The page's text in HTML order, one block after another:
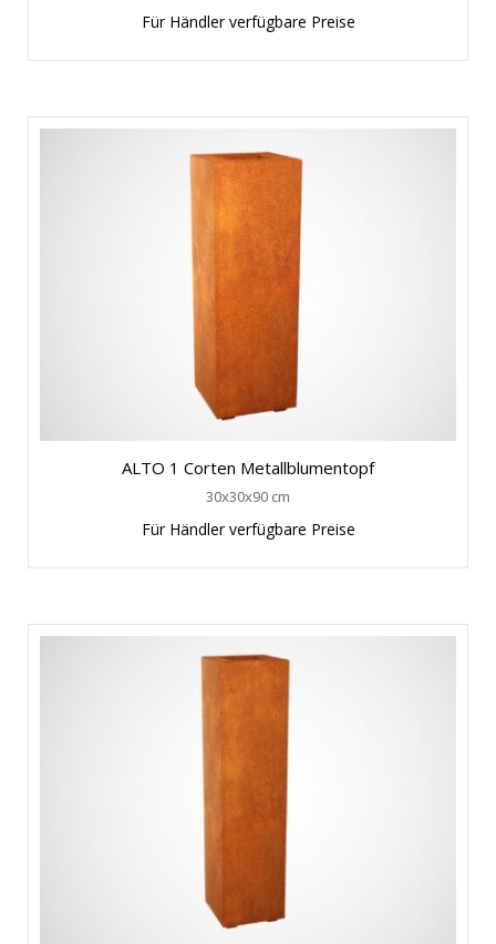
Für Händler verfügbare Preise
ALTO 1 Corten Metallblumentopf
30x30x90 cm
Für Händler verfügbare Preise